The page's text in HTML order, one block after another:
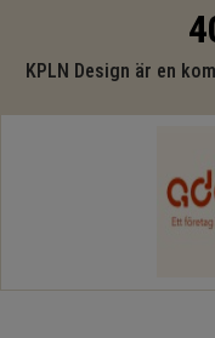
KPLN Design är en